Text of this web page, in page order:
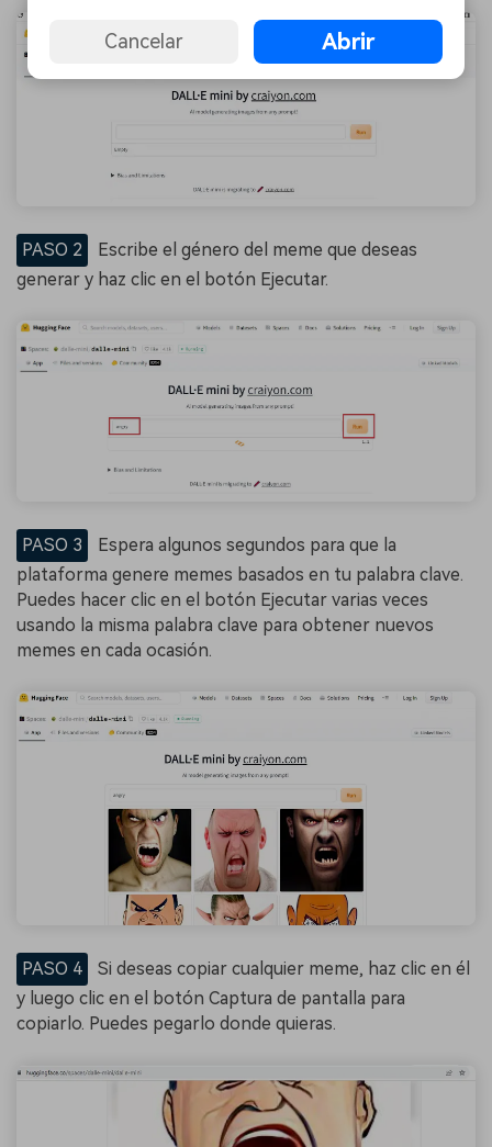
PASO 2
Escribe el género del meme que deseas
generar y haz clic en el botón Ejecutar.
PASO 3
Espera algunos segundos para que la
plataforma genere memes basados ​​en tu palabra clave.
Puedes hacer clic en el botón Ejecutar varias veces
usando la misma palabra clave para obtener nuevos
memes en cada ocasión.
PASO 4
Si deseas copiar cualquier meme, haz clic en él
y luego clic en el botón Captura de pantalla para
copiarlo. Puedes pegarlo donde quieras.
Cancelar Abrir